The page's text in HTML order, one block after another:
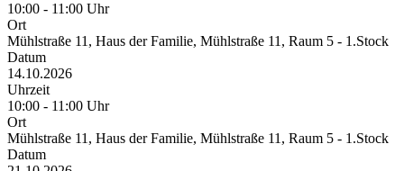
10:00 - 11:00 Uhr
Ort
Mühlstraße 11, Haus der Familie, Mühlstraße 11, Raum 5 - 1.Stock
Datum
14.10.2026
Uhrzeit
10:00 - 11:00 Uhr
Ort
Mühlstraße 11, Haus der Familie, Mühlstraße 11, Raum 5 - 1.Stock
Datum